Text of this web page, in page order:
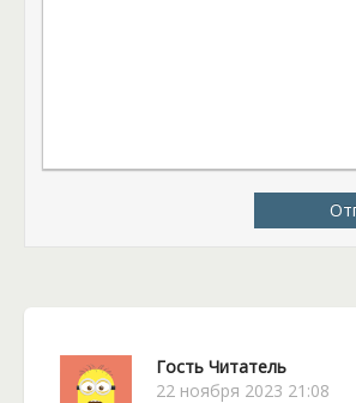
Гость Читатель
22 ноября 2023 21:08